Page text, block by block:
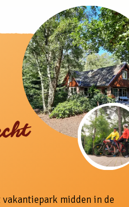
midden in de